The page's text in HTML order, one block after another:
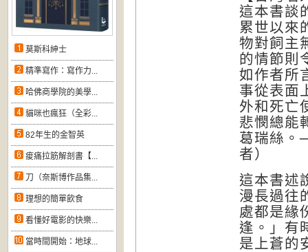
莫斯科紳士
精準寫作：寫作力...
哈佛商學院的美學...
貓咪也瘋狂（全彩...
82年生的金智英
痠痛拉筋解剖書【...
刀（奈斯博作品集...
理想的簡單飲食
看懂好電影的快樂...
當時間開始：地球...
這本書談
累世以來
物對飼主
的情節則
如作者所
事從表面
外和死亡
悲憫總能
葛瑞絲。
者）
這本書述
漫長過往
處都是緣
逢。」有
是上蒼的